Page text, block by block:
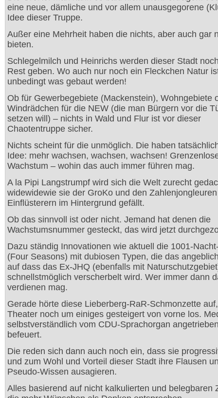
eine neue, dämliche und vor allem unausgegorene
Idee dieser Truppe.
Außer eine Mehrheit haben die nichts, aber auch gar
bieten.
Schlegelmilch und Heinrichs werden dieser Stadt
Rest geben. Wo auch nur noch ein Fleckchen Natur
unbedingt was gebaut werden!
Ob für Gewerbegebiete (Mackenstein), Wohngebiete
Windrädchen für die NEW (die man Bürgern vor die
setzen will) – nichts in Wald und Flur ist vor dieser
Chaotentruppe sicher.
Nichts scheint für die unmöglich. Die haben
Idee: mehr wachsen, wachsen, wachsen!
Wachstum – wohin das auch immer führen mag.
A la Pipi Langstrumpf wird sich die Welt zurecht
widewidewie sie der GroKo und den
Einflüsterern im Hintergrund gefällt.
Ob das sinnvoll ist oder nicht. Jemand hat denen die
Wachstumsnummer gesteckt, das wird jetzt
Dazu ständig Innovationen wie aktuell die 1001-
(Four Seasons) mit dubiosen Typen, die das
auf dass das Ex-JHQ (ebenfalls mit
schnellstmöglich verscherbelt wird. Wer immer dann
verdienen mag.
Gerade hörte diese Lieberberg-RaR-Schmonzette
Theater noch um einiges gesteigert von vorne los.
selbstverständlich vom CDU-Sprachorgan
befeuert.
Die reden sich dann auch noch ein, dass sie
und zum Wohl und Vorteil dieser Stadt ihre Flausen
Pseudo-Wissen ausagieren.
Alles basierend auf nicht kalkulierten und belegbaren